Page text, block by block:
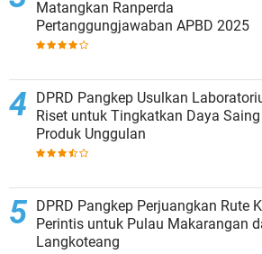
Matangkan Ranperda
Pertanggungjawaban APBD 2025
DPRD Pangkep Usulkan
Riset untuk Tingkatkan Daya Saing
Produk Unggulan
DPRD Pangkep Perjuangkan Rute
Perintis untuk Pulau Makarangan
Langkoteang